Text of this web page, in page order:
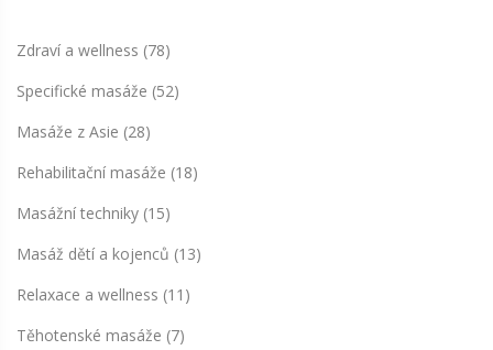
Zdraví a wellness (78)
Specifické masáže (52)
Masáže z Asie (28)
Rehabilitační masáže (18)
Masážní techniky (15)
Masáž dětí a kojenců (13)
Relaxace a wellness (11)
Těhotenské masáže (7)